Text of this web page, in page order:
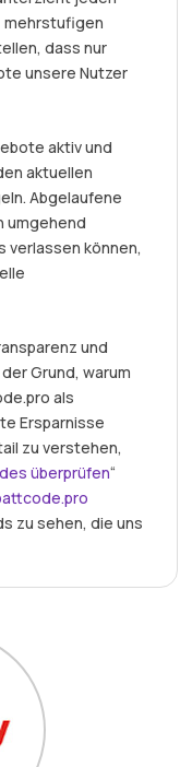
mehrstufigen
dass nur
unsere Nutzer
aktiv und
aktuellen
Abgelaufene
umgehend
verlassen können,
und
Grund, warum
als
Ersparnisse
zu verstehen,
überprüfen“
zu sehen, die uns